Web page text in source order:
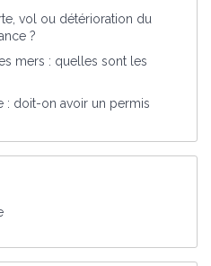
vol ou détérioration du
?
mers : quelles sont les
: doit-on avoir un permis